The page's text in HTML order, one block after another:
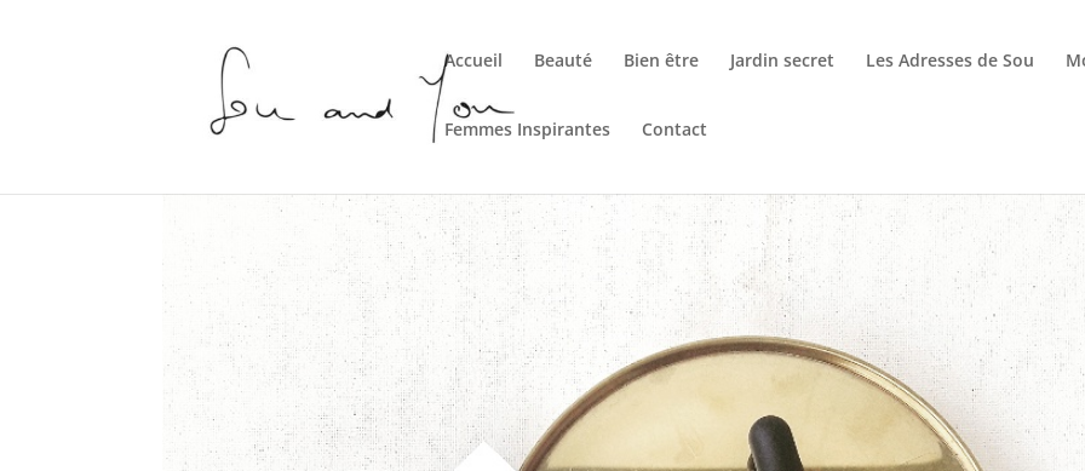
Accueil Beauté Bien être Jardin secret Les Adresses de Sou
Femmes Inspirantes Contact